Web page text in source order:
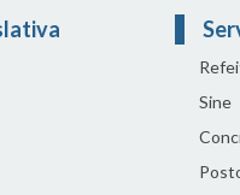
Sine